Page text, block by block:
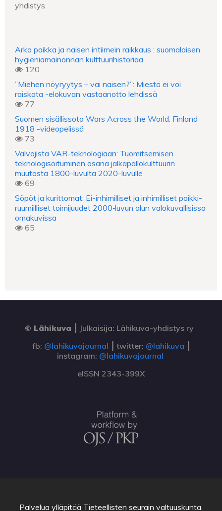
yhdistys.
Arka paikka ja naisen intiimein raikkaus : suomalaisen
hygieniamainonnan kulttuurihistoriaa
120
”Miehen nöyryytys – vai naisen?”: Miestä ei voi
raiskata -elokuvan vastaanotto lehdissä
77
Suomen sisällissota Wars Across the World: Finland
1918 -videopelissä
73
Valvojista VAR-teknologiaan: Tuomitsemisen
teknologisoituminen osana jalkapallokulttuurin
muutosta 1800-luvulta 2020-luvulle
69
Söpöt ja kurittomat: Ei-inhimilliset ja inhimilliset poikki-
ruumiilliset toimijuudet 2000‑luvun alun valokuvallisissa
omakuvissa
65
© Lähikuva
Julkaisija: Lähikuva-yhdistys ry
fb: @lahikuvajournal ⎮ twitter: @lahikuva
instagram: @lahikuvajournal
eISSN 2343-399X
Palvelua ylläpitää Tieteellisten seurain valtuuskunta